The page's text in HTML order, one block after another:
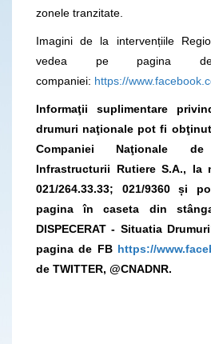
zonele tranzitate.
Imagini de la intervențiile
vedea pe pagina
companiei: https://
Informaţii suplimentare
drumuri naţionale pot fi
Companiei Naţionale
Infrastructurii Rutiere S.A., la
021/264.33.33; 021/9360 și
pagina în caseta din
DISPECERAT - Situatia
pagina de FB https://
de TWITTER, @CNADNR.